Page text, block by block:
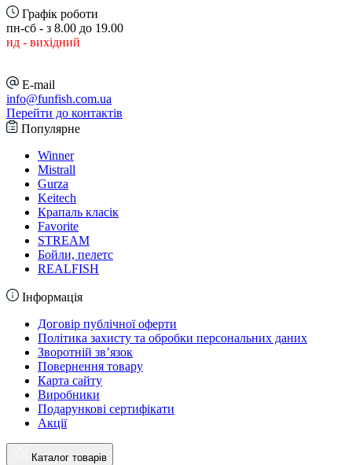
Графік роботи
пн-сб - з 8.00 до 19.00
нд - вихідний
E-mail
info@funfish.com.ua
Перейти до контактів
Популярне
Winner
Mistrall
Gurza
Keitech
Крапаль класік
Favorite
STREAM
Бойли, пелетс
REALFISH
Інформація
Договір публічної оферти
Політика захисту та обробки персональних даних
Зворотній зв’язок
Повернення товару
Карта сайту
Виробники
Подарункові сертифікати
Акції
Каталог товарів